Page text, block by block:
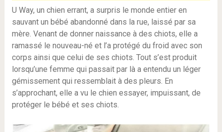
U Way, un chien errant, a surpris le monde entier en
sauvant un bébé abandonné dans la rue, laissé par sa
mère. Venant de donner naissance à des chiots, elle a
ramassé le nouveau-né et l’a protégé du froid avec son
corps ainsi que celui de ses chiots. Tout s’est produit
lorsqu’une femme qui passait par là a entendu un léger
gémissement qui ressemblait à des pleurs. En
s’approchant, elle a vu le chien essayer, impuissant, de
protéger le bébé et ses chiots.